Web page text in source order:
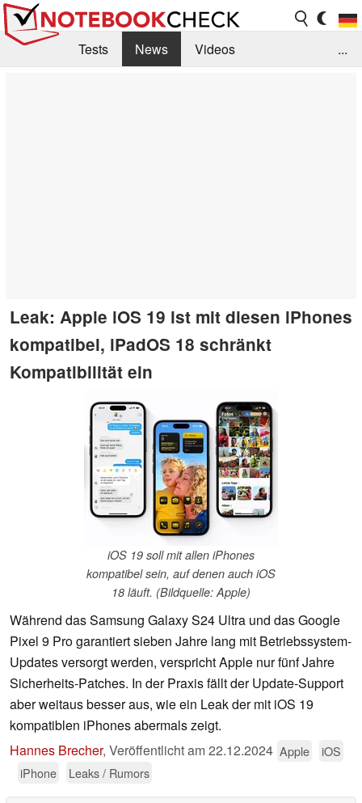
Tests News
Videos
...
Leak: Apple iOS 19 ist mit diesen iPhones
kompatibel, iPadOS 18 schränkt
Kompatibilität ein
iOS 19 soll mit allen iPhones
kompatibel sein, auf denen auch iOS
18 läuft. (Bildquelle: Apple)
Während das Samsung Galaxy S24 Ultra und das Google
Pixel 9 Pro garantiert sieben Jahre lang mit Betriebssystem-
Updates versorgt werden, verspricht Apple nur fünf Jahre
Sicherheits-Patches. In der Praxis fällt der Update-Support
aber weitaus besser aus, wie ein Leak der mit iOS 19
kompatiblen iPhones abermals zeigt.
Hannes Brecher, Veröffentlicht am22.12.2024 Apple
iOS
iPhone
Leaks / Rumors